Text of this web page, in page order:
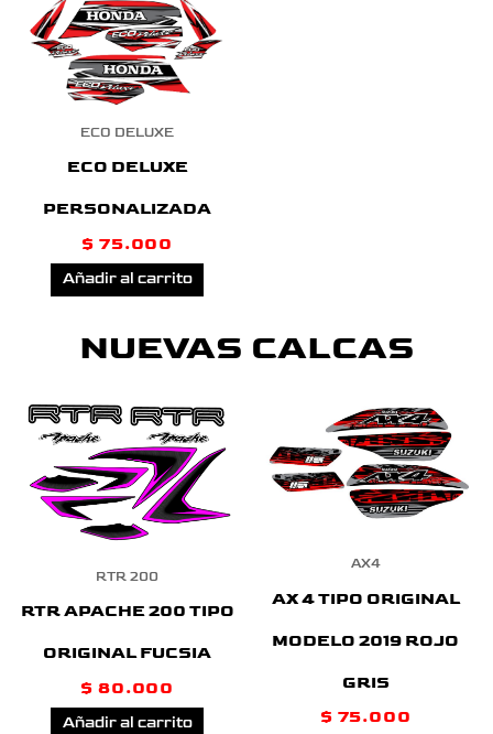
ECO DELUXE
ECO DELUXE
PERSONALIZADA
$ 75.000
Añadir al carrito
NUEVAS CALCAS
RTR 200
RTR APACHE 200 TIPO
ORIGINAL FUCSIA
$ 80.000
Añadir al carrito
AX4
AX 4 TIPO ORIGINAL
MODELO 2019 ROJO
GRIS
$ 75.000